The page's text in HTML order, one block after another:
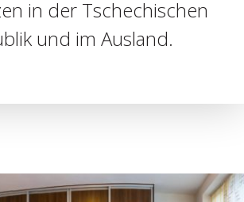
in der Tschechischen
und im Ausland.